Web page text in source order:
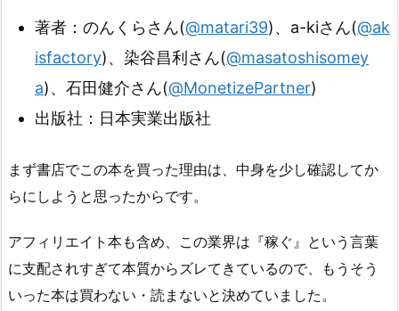
著者：のんくらさん(@matari39)、a-kiさん(@ak
isfactory)、染谷昌利さん(@masatoshisomey
a)、石田健介さん(@MonetizePartner)
出版社：日本実業出版社
まず書店でこの本を買った理由は、中身を少し確認してか
らにしようと思ったからです。
アフィリエイト本も含め、この業界は『稼ぐ』という言葉
に支配されすぎて本質からズレてきているので、もうそう
いった本は買わない・読まないと決めていました。